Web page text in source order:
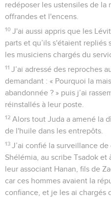
redéposer les ustensiles de la
offrandes et l'encens.
10 J'ai aussi appris que les
parts et qu’ils s'étaient
les musiciens chargés du
11 J’ai adressé des reproches
demandant : « Pourquoi la
abandonnée ? » puis j’ai
réinstallés à leur poste.
12 Alors tout Juda a amené la
de l'huile dans les entrepôts.
13 J’ai confié la surveillance
Shélémia, au scribe Tsadok et
leur associant Hanan, fils de
car ces hommes avaient la
confiance, et je les ai chargés